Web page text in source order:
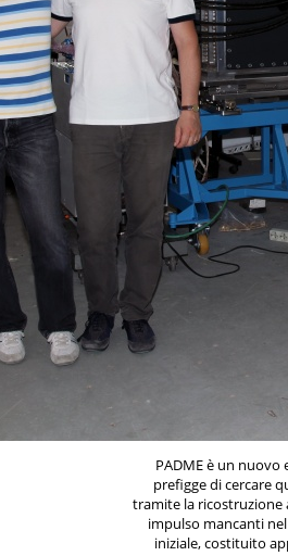
PADME è un nuovo
prefigge di cercare
tramite la ricostruzione
impulso mancanti
iniziale, costituito